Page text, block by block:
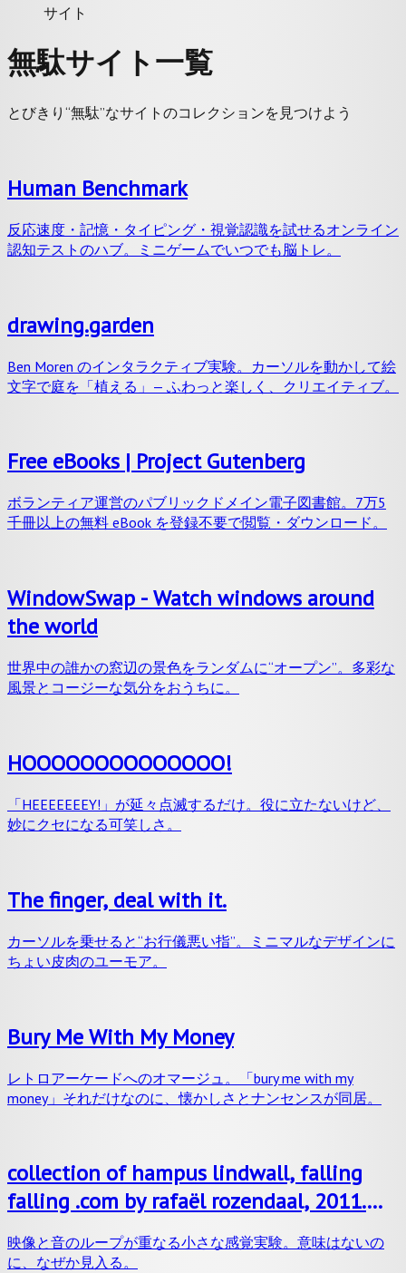
サイト
無駄サイト一覧
とびきり“無駄”なサイトのコレクションを見つけよう
Human Benchmark
反応速度・記憶・タイピング・視覚認識を試せるオンライン
認知テストのハブ。ミニゲームでいつでも脳トレ。
drawing.garden
Ben Moren のインタラクティブ実験。カーソルを動かして絵
文字で庭を「植える」— ふわっと楽しく、クリエイティブ。
Free eBooks | Project Gutenberg
ボランティア運営のパブリックドメイン電子図書館。7万5
千冊以上の無料 eBook を登録不要で閲覧・ダウンロード。
WindowSwap - Watch windows around
the world
世界中の誰かの窓辺の景色をランダムに“オープン”。多彩な
風景とコージーな気分をおうちに。
HOOOOOOOOOOOOOO!
「HEEEEEEEY!」が延々点滅するだけ。役に立たないけど、
妙にクセになる可笑しさ。
The finger, deal with it.
カーソルを乗せると“お行儀悪い指”。ミニマルなデザインに
ちょい皮肉のユーモア。
Bury Me With My Money
レトロアーケードへのオマージュ。「bury me with my
money」それだけなのに、懐かしさとナンセンスが同居。
collection of hampus lindwall, falling
falling .com by rafaël rozendaal, 2011.
sound by gloumouth1
映像と音のループが重なる小さな感覚実験。意味はないの
に、なぜか見入る。